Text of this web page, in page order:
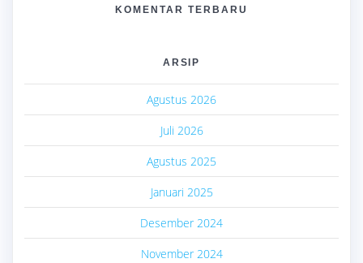
KOMENTAR TERBARU
ARSIP
Agustus 2026
Juli 2026
Agustus 2025
Januari 2025
Desember 2024
November 2024